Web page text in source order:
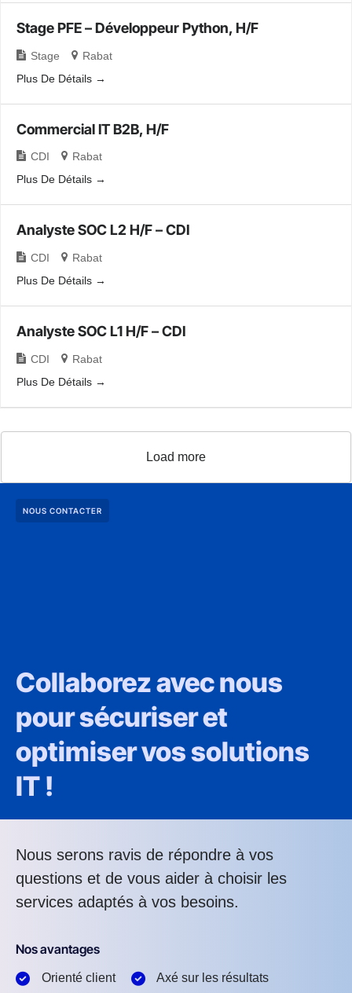
Stage PFE – Développeur Python, H/F
Stage
Rabat
Plus De Détails
Commercial IT B2B, H/F
CDI
Rabat
Plus De Détails
Analyste SOC L2 H/F – CDI
CDI
Rabat
Plus De Détails
Analyste SOC L1 H/F – CDI
CDI
Rabat
Plus De Détails
Load more
NOUS CONTACTER
Collaborez avec nous
pour sécuriser et
optimiser vos solutions
IT !
Nous serons ravis de répondre à vos
questions et de vous aider à choisir les
services adaptés à vos besoins.
Nos avantages
Orienté client
Axé sur les résultats